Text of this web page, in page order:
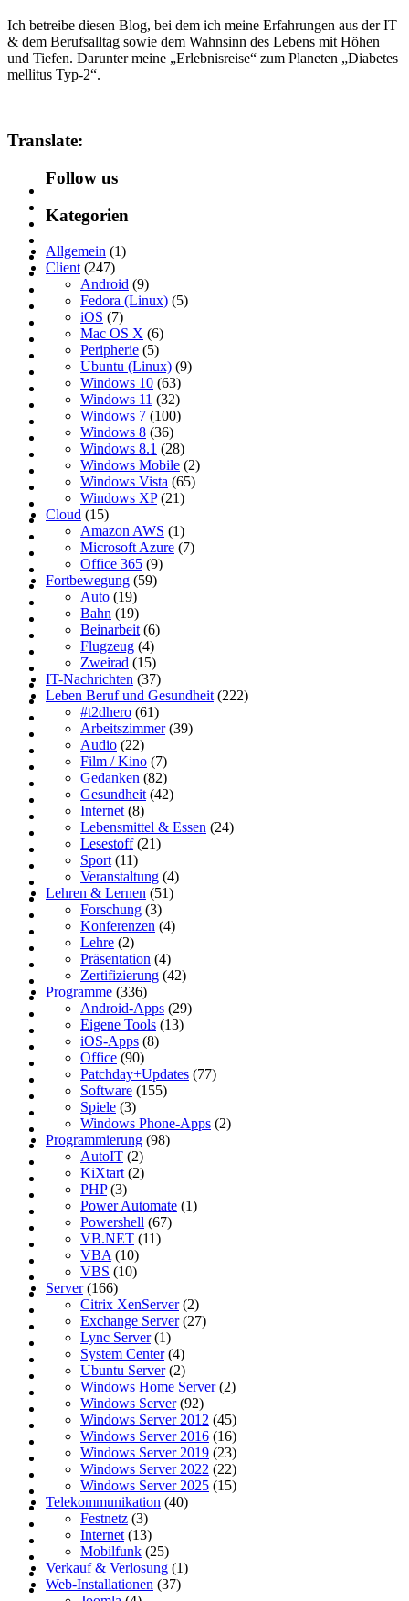
Ich betreibe diesen Blog, bei dem ich meine Erfahrungen aus der IT
& dem Berufsalltag sowie dem Wahnsinn des Lebens mit Höhen
und Tiefen. Darunter meine „Erlebnisreise“ zum Planeten „Diabetes
mellitus Typ-2“.
Translate:
Follow us
Kategorien
Allgemein (1)
Client (247)
Android (9)
Fedora (Linux) (5)
iOS (7)
Mac OS X (6)
Peripherie (5)
Ubuntu (Linux) (9)
Windows 10 (63)
Windows 11 (32)
Windows 7 (100)
Windows 8 (36)
Windows 8.1 (28)
Windows Mobile (2)
Windows Vista (65)
Windows XP(21)
Cloud (15)
Amazon AWS (1)
Microsoft Azure (7)
Office 365 (9)
Fortbewegung (59)
Auto (19)
Bahn (19)
Beinarbeit (6)
Flugzeug (4)
Zweirad (15)
IT-Nachrichten (37)
Leben Beruf und Gesundheit (222)
#t2dhero (61)
Arbeitszimmer(39)
Audio (22)
Film / Kino (7)
Gedanken (82)
Gesundheit (42)
Internet (8)
Lebensmittel & Essen (24)
Lesestoff(21)
Sport (11)
Veranstaltung (4)
Lehren & Lernen (51)
Forschung (3)
Konferenzen (4)
Lehre (2)
Präsentation (4)
Zertifizierung (42)
Programme (336)
Android-Apps (29)
Eigene Tools (13)
iOS-Apps (8)
Office (90)
Patchday+Updates (77)
Software (155)
Spiele (3)
Windows Phone-Apps (2)
Programmierung (98)
AutoIT (2)
KiXtart (2)
PHP(3)
Power Automate (1)
Powershell (67)
VB.NET (11)
VBA (10)
VBS (10)
Server(166)
Citrix XenServer(2)
Exchange Server(27)
Lync Server(1)
System Center(4)
Ubuntu Server(2)
Windows Home Server(2)
Windows Server(92)
Windows Server 2012 (45)
Windows Server 2016 (16)
Windows Server 2019 (23)
Windows Server 2022 (22)
Windows Server 2025 (15)
Telekommunikation (40)
Festnetz (3)
Internet (13)
Mobilfunk (25)
Verkauf & Verlosung (1)
Web-Installationen (37)